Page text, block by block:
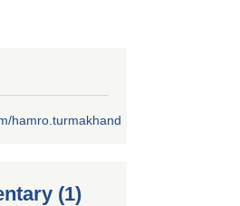
hamro.turmakhand
(1)